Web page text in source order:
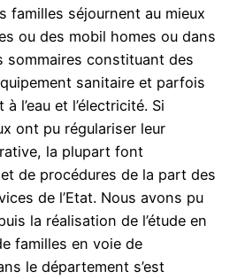
familles séjournent au mieux
ou des mobil homes ou dans
sommaires constituant des
sanitaire et parfois
l’eau et l’électricité. Si
ont pu régulariser leur
la plupart font
de procédures de la part des
de l’Etat. Nous avons pu
la réalisation de l’étude en
familles en voie de
le département s’est